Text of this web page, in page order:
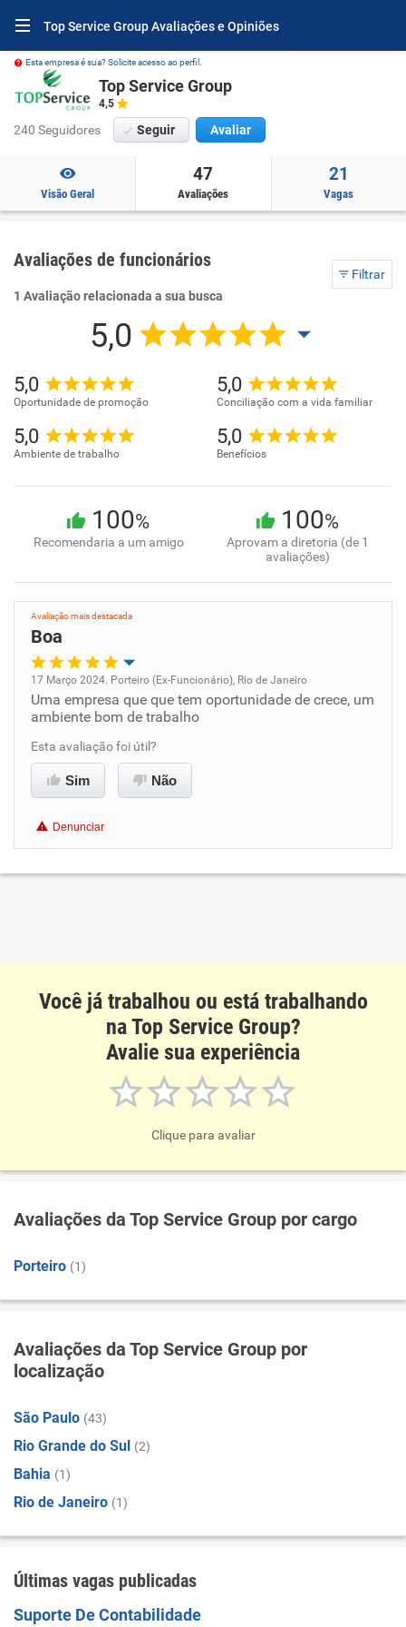
Top Service Group Avaliações e Opiniões
Esta empresa é sua? Solicite acesso ao perfil.
Top Service Group
4,5
240 Seguidores Seguir Avaliar
Visão Geral
47
Avaliações
21
Vagas
Avaliações de funcionários
Filtrar
1 Avaliação relacionada a sua busca
5,0
5,0
Oportunidade de promoção
5,0
Conciliação com a vida familiar
5,0
Ambiente de trabalho
5,0
Benefícios
100%
Recomendaria a um amigo
100%
Aprovam a diretoria (de 1
avaliações)
Avaliação mais destacada
Boa
Oportunidade de promoção
Ambiente de trabalho
Conciliação com a vida familiar
17 Março 2024. Porteiro (Ex-Funcionário), Rio de Janeiro
Uma empresa que que tem oportunidade de crece, um
ambiente bom de trabalho
Esta avaliação foi útil?
Sim Não
Denunciar
Você já trabalhou ou está trabalhando
na Top Service Group?
Avalie sua experiência
Clique para avaliar
Avaliações da Top Service Group por cargo
Porteiro (1)
Avaliações da Top Service Group por
localização
São Paulo (43)
Rio Grande do Sul (2)
Bahia (1)
Rio de Janeiro (1)
Últimas vagas publicadas
Suporte De Contabilidade